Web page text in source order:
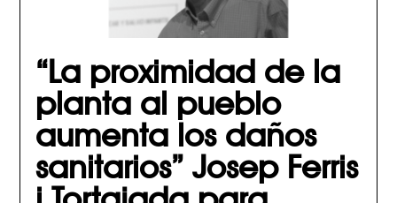
“La proximidad de la
planta al pueblo
aumenta los daños
sanitarios” Josep Ferris
i Tortajada para